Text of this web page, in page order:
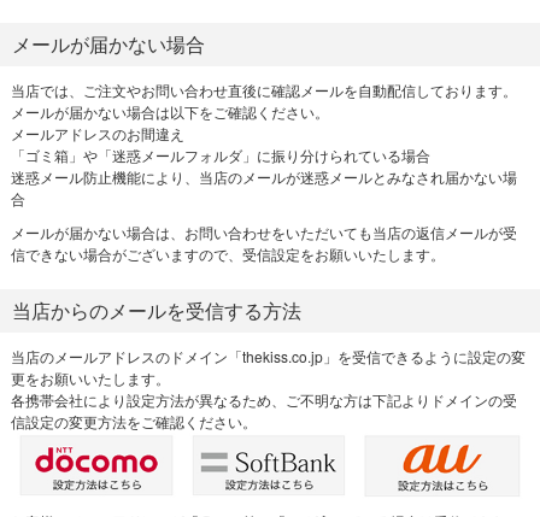
メールが届かない場合
当店では、ご注文やお問い合わせ直後に確認メールを自動配信しております。
メールが届かない場合は以下をご確認ください。
メールアドレスのお間違え
「ゴミ箱」や「迷惑メールフォルダ」に振り分けられている場合
迷惑メール防止機能により、当店のメールが迷惑メールとみなされ届かない場
合
メールが届かない場合は、お問い合わせをいただいても当店の返信メールが受
信できない場合がございますので、受信設定をお願いいたします。
当店からのメールを受信する方法
当店のメールアドレスのドメイン「thekiss.co.jp」を受信できるように設定の変
更をお願いいたします。
各携帯会社により設定方法が異なるため、ご不明な方は下記よりドメインの受
信設定の変更方法をご確認ください。